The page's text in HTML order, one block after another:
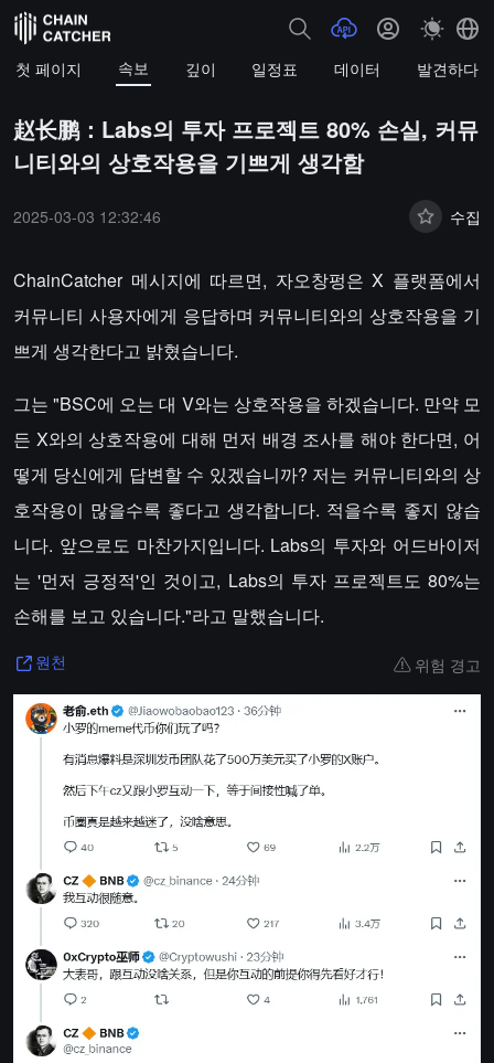
첫 페이지 속보 깊이 일정표 데이터 발견하다
赵长鹏：Labs의 투자 프로젝트 80% 손실, 커뮤
니티와의 상호작용을 기쁘게 생각함
2025-03-03 12:32:46 수집
ChainCatcher 메시지에 따르면, 자오창펑은 X 플랫폼에서
커뮤니티 사용자에게 응답하며 커뮤니티와의 상호작용을 기
쁘게 생각한다고 밝혔습니다.
그는 "BSC에 오는 대 V와는 상호작용을 하겠습니다. 만약 모
든 X와의 상호작용에 대해 먼저 배경 조사를 해야 한다면, 어
떻게 당신에게 답변할 수 있겠습니까? 저는 커뮤니티와의 상
호작용이 많을수록 좋다고 생각합니다. 적을수록 좋지 않습
니다. 앞으로도 마찬가지입니다. Labs의 투자와 어드바이저
는 '먼저 긍정적'인 것이고, Labs의 투자 프로젝트도 80%는
손해를 보고 있습니다."라고 말했습니다.
원천 위험 경고